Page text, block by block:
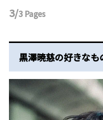
3/3 Pages
黒澤暁慈の好きな